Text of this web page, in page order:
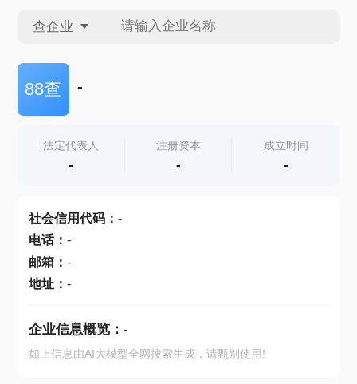
查企业
查企业
查产地
88查 -
法定代表人
-
注册资本
-
成立时间
-
社会信用代码： -
电话： -
邮箱： -
地址： -
企业信息概览： -
如上信息由AI大模型全网搜索生成，请甄别使用!